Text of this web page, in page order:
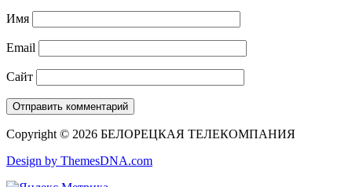
Имя
Email
Сайт
Copyright © 2026 БЕЛОРЕЦКАЯ ТЕЛЕКОМПАНИЯ
Design by ThemesDNA.com